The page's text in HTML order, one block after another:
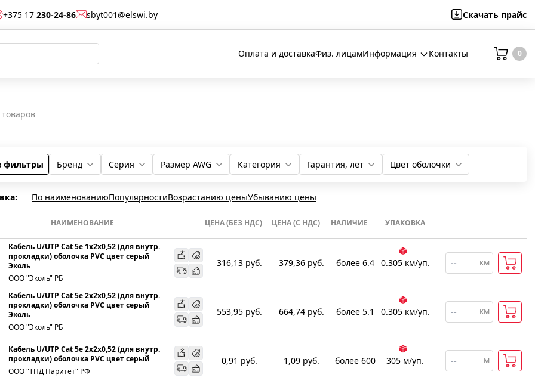
+375 17 230-24-86 sbyt001@elswi.by Скачать прайс
Оплата и доставкаФиз. лицамИнформация Контакты 0
товаров
фильтры
Бренд
Серия
Размер AWG
Категория
Гарантия, лет
Цвет оболочки
По наименованиюПопулярностиВозрастанию ценыУбыванию цены
НАИМЕНОВАНИЕ ЦЕНА (БЕЗ НДС) ЦЕНА (С НДС) НАЛИЧИЕ УПАКОВКА
Кабель U/UTP Cat 5e 1х2х0,52 (для внутр.
прокладки) оболочка PVC цвет серый
Эколь
ООО "Эколь" РБ
316,13 руб. 379,36 руб. более 6.4 0.305 км/уп. км
Кабель U/UTP Cat 5e 2х2х0,52 (для внутр.
прокладки) оболочка PVC цвет серый
Эколь
ООО "Эколь" РБ
553,95 руб. 664,74 руб. более 5.1 0.305 км/уп. км
Кабель U/UTP Cat 5e 2х2х0,52 (для внутр.
прокладки) оболочка PVC цвет серый
ООО "ТПД Паритет" РФ
0,91 руб. 1,09 руб. более 600 305 м/уп. м